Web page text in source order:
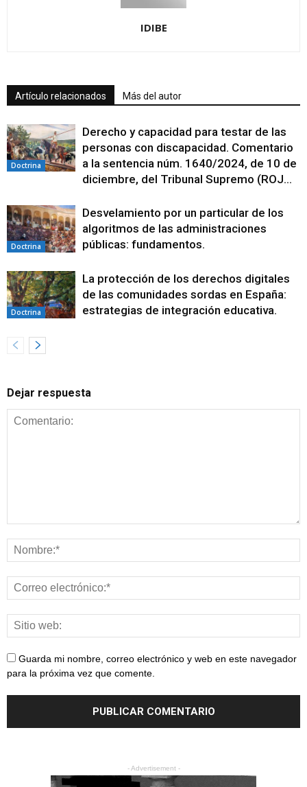
IDIBE
Artículo relacionados Más del autor
Doctrina
Derecho y capacidad para testar de las
personas con discapacidad. Comentario
a la sentencia núm. 1640/2024, de 10 de
diciembre, del Tribunal Supremo (ROJ...
Doctrina
Desvelamiento por un particular de los
algoritmos de las administraciones
públicas: fundamentos.
Doctrina
La protección de los derechos digitales
de las comunidades sordas en España:
estrategias de integración educativa.
Dejar respuesta
Guarda mi nombre, correo electrónico y web en este navegador
para la próxima vez que comente.
- Advertisement -